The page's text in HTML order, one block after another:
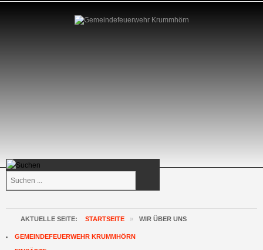
AKTUELLE SEITE: STARTSEITE » WIR ÜBER UNS
GEMEINDEFEUERWEHR KRUMMHÖRN